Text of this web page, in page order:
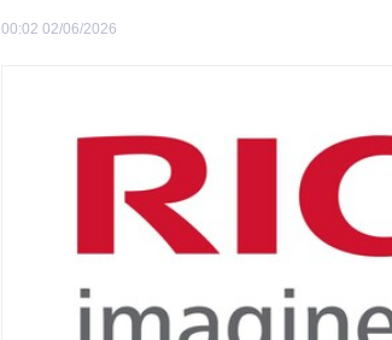
00:02 02/06/2026